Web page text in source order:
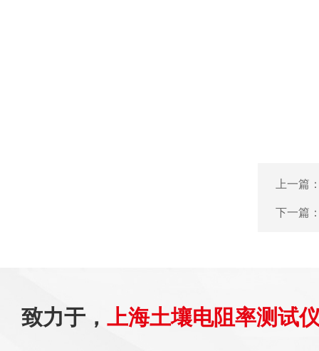
上一篇
下一篇
致力于， 上海土壤电阻率测试